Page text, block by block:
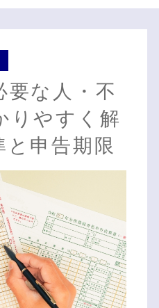
要な人・不
りやすく解
と申告期限